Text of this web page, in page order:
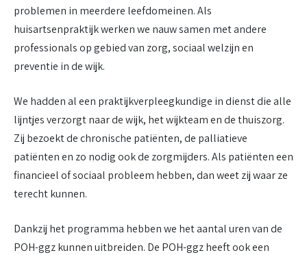
problemen in meerdere leefdomeinen. Als
huisartsenpraktijk werken we nauw samen met andere
professionals op gebied van zorg, sociaal welzijn en
preventie in de wijk.
We hadden al een praktijkverpleegkundige in dienst die alle
lijntjes verzorgt naar de wijk, het wijkteam en de thuiszorg.
Zij bezoekt de chronische patiënten, de palliatieve
patiënten en zo nodig ook de zorgmijders. Als patiënten een
financieel of sociaal probleem hebben, dan weet zij waar ze
terecht kunnen.
Dankzij het programma hebben we het aantal uren van de
POH-ggz kunnen uitbreiden. De POH-ggz heeft ook een